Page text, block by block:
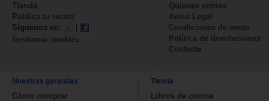
Tienda
Publica tu receta
Síguenos en:
|
Gestionar cookies
Quienes somos
Aviso Legal
Condiciones de venta
Política de devoluciones
Contacta
Nuestras garantías
Cómo comprar
Tienda
Libros de cocina